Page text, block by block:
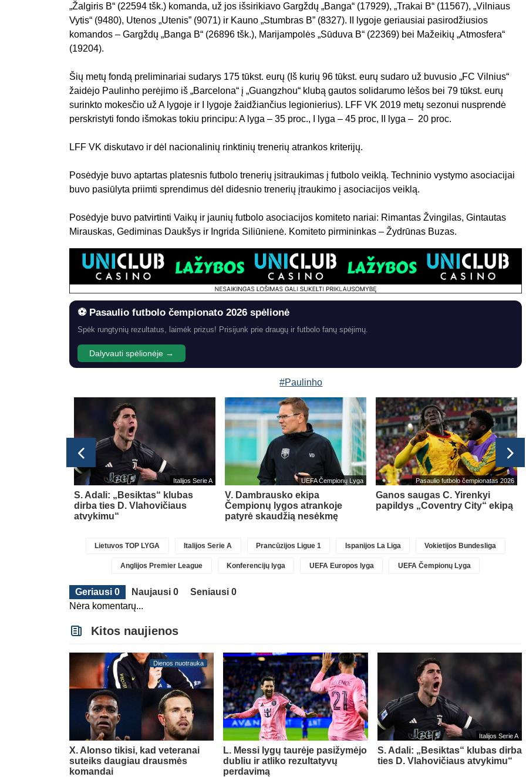
„Žalgiris B“ (22594 tšk.) komanda, už jos išsirikiavo Gargždų „Banga“ (17929), „Trakai B“ (11567), „Vilniaus
Vytis“ (9480), Utenos „Utenis” (9071) ir Kauno „Stumbras B” (8327). II lygoje geriausiai pasirodžiusios
komandos – Gargždų „Banga B“ (26896 tšk.), Marijampolės „Sūduva B“ (22369) bei Mažeikių „Atmosfera“
(19204).
Šių metų fondą preliminariai sudarys 175 tūkst. eurų (Iš kurių 96 tūkst. eurų sudaro už buvusio „FC Vilnius“
žaidėjo Paulinho perėjimo iš „Barcelona“ į „Guangzhou“ klubą gautos solidarumo lėšos bei 79 tūkst. eurų
surinkto mokesčio už A lygoje ir I lygoje žaidžiančius legionierius). LFF VK 2019 metų sezonui nusprendė
perskristyti fondo išmokas tokiu principu: A lyga – 35 proc., I lyga – 45 proc, II lyga – 20 proc.
LFF VK diskutavo ir dėl nacionalinių rinktinių trenerių atrankos kriterijų.
Posėdyje buvo aptartas platesnis futbolo trenerių įsitraukimas į futbolo veiklą. Techninio vystymo asociacijai
buvo pasiūlyta priimti sprendimus dėl didesnio trenerių įtraukimo į asociacijos veiklą.
Posėdyje buvo patvirtinti Vaikų ir jaunių futbolo asociacijos komiteto nariai: Rimantas Žvingilas, Gintautas
Mirauskas, Gediminas Daukšys ir Ingrida Siliūnienė. Komiteto pirmininkas – Žydrūnas Buzas.
⚽ Pasaulio futbolo čempionato 2026 spėlionė
Spėk rungtynių rezultatus, laimėk prizus! Prisijunk prie draugų ir futbolo fanų spėjimų.
Dalyvauti spėlionėje →
#Paulinho
Italijos Serie A
S. Adali: „Besiktas“ klubas
dirba ties D. Vlahovičiaus
atvykimu“
UEFA Čempionų Lyga
V. Dambrausko ekipa
Čempionų lygos atrankoje
patyrė skaudžią nesėkmę
Pasaulio futbolo čempionatas 2026
Ganos saugas C. Yirenkyi
papildys „Coventry City“ ekipą
Lietuvos TOP LYGA Italijos Serie A Prancūzijos Ligue 1 Ispanijos La Liga Vokietijos Bundesliga
Anglijos Premier League Konferencijų lyga UEFA Europos lyga UEFA Čempionų Lyga
Geriausi 0 Naujausi 0
Seniausi 0
Nėra komentarų...
Kitos naujienos
Dienos nuotrauka
X. Alonso tikisi, kad veteranai
suteiks daugiau drausmės
komandai
L. Messi lygų taurėje pasižymėjo
dubliu ir atliko rezultatyvų
perdavimą
Italijos Serie A
S. Adali: „Besiktas“ klubas dirba
ties D. Vlahovičiaus atvykimu“